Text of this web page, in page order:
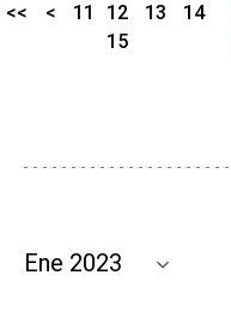
<< < 11 12 13
14
15